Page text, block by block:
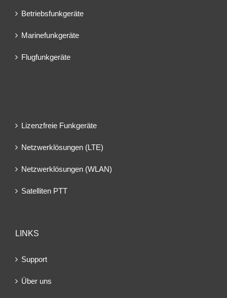
Betriebsfunkgeräte
Marinefunkgeräte
Flugfunkgeräte
Lizenzfreie Funkgeräte
Netzwerklösungen (LTE)
Netzwerklösungen (WLAN)
Satelliten PTT
LINKS
Support
Über uns